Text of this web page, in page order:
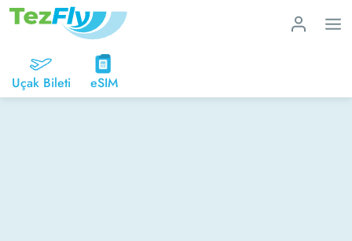
Uçak Bileti eSIM